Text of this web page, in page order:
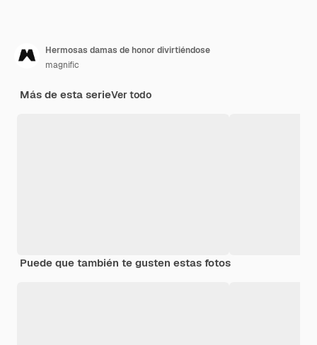
Hermosas damas de honor divirtiéndose
magnific
Más de esta serieVer todo
Puede que también te gusten estas fotos